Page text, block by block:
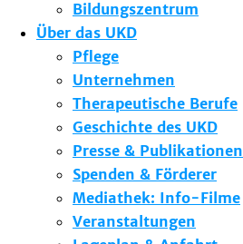
Bildungszentrum
Über das UKD
Pflege
Unternehmen
Therapeutische Berufe
Geschichte des UKD
Presse & Publikationen
Spenden & Förderer
Mediathek: Info-Filme
Veranstaltungen